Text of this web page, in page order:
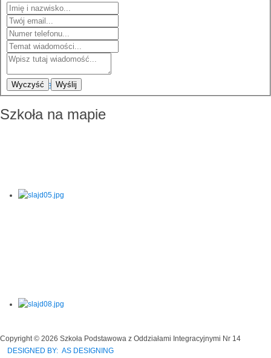
Wyczyść Wyślij
Szkoła na mapie
Copyright © 2026 Szkoła Podstawowa z Oddziałami Integracyjnymi Nr 14
DESIGNED BY: AS DESIGNING